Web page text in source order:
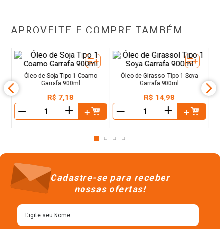
APROVEITE E COMPRE TAMBÉM
Óleo de Soja Tipo 1 Coamo
R$ 7,18
－
Óleo de Girassol Tipo 1 Soya
R$ 14,98
－